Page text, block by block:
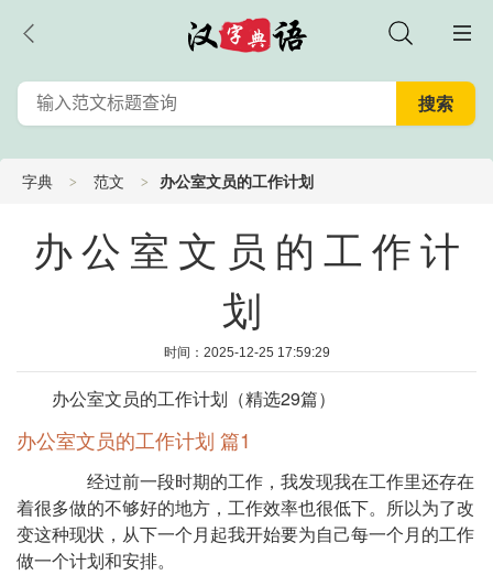
字典 范文 办公室文员的工作计划
办公室文员的工作计
划
时间：2025-12-25 17:59:29
办公室文员的工作计划（精选29篇）
办公室文员的工作计划 篇1
经过前一段时期的工作，我发现我在工作里还存在
着很多做的不够好的地方，工作效率也很低下。所以为了改
变这种现状，从下一个月起我开始要为自己每一个月的工作
做一个计划和安排。